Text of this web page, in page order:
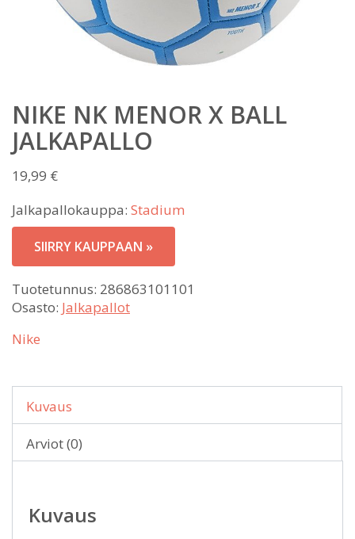
NIKE NK MENOR X BALL
JALKAPALLO
19,99 €
Jalkapallokauppa: Stadium
SIIRRY KAUPPAAN »
Tuotetunnus: 286863101101
Osasto: Jalkapallot
Nike
Kuvaus
Arviot (0)
Kuvaus